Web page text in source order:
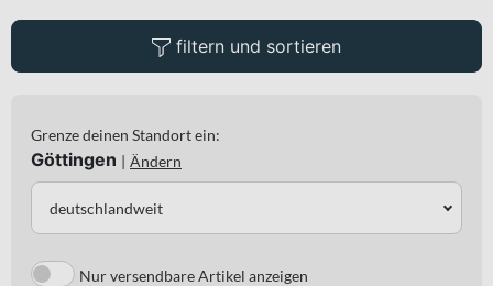
filtern und sortieren
Grenze deinen Standort ein:
Göttingen | Ändern
deutschlandweit
Nur versendbare Artikel anzeigen